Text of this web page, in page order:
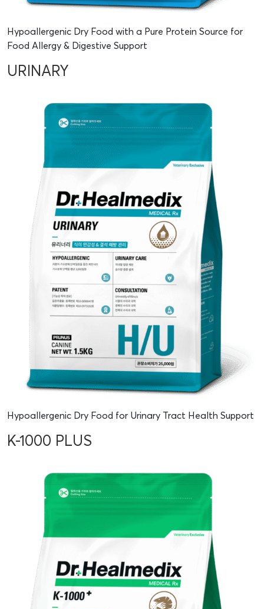
Hypoallergenic Dry Food with a Pure Protein Source for
Food Allergy & Digestive Support
URINARY
Hypoallergenic Dry Food for Urinary Tract Health Support
K-1000 PLUS